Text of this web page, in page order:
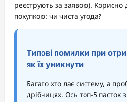
реєструють за заявою). Корисно
покупкою: чи чиста угода?
Типові помилки при
як їх уникнути
Багато хто лає систему, а
дрібницях. Ось топ-5 пасток